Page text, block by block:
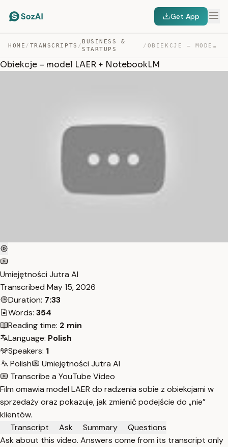
Get App
HOME / TRANSCRIPTS /
BUSINESS &
STARTUPS
/ OBIEKCJE – MODEL LAER + NOTEBOOKLM — TRANSCRIPT
Obiekcje – model LAER + NotebookLM
Umiejętności Jutra AI
Transcribed May 15, 2026
Duration: 7:33
Words: 354
Reading time: 2 min
Language: Polish
Speakers: 1
Polish
Umiejętności Jutra AI
Transcribe a YouTube Video
Film omawia model LAER do radzenia sobie z obiekcjami w
sprzedaży oraz pokazuje, jak zmienić podejście do „nie”
klientów.
Transcript
Ask Summary
Questions
Ask about this video. Answers come from its transcript only